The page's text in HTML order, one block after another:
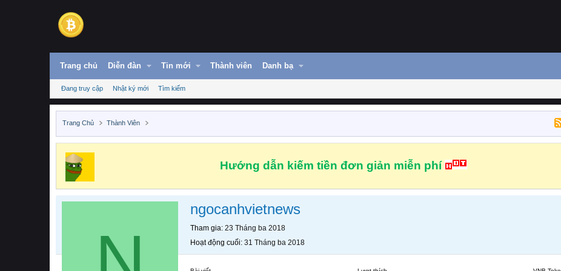
Trang chủ Diễn đàn Tin mới Thành viên Danh bạ
Đang truy cập Nhật ký mới Tìm kiếm
Trang Chủ Thành Viên
Hướng dẫn kiếm tiền đơn giản miễn phí
ngocanhvietnews
Tham gia 23 Tháng ba 2018
Hoạt động cuối 31 Tháng ba 2018